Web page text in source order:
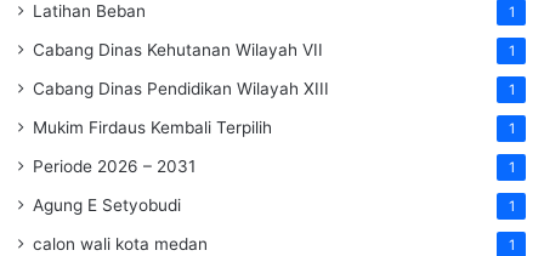
Latihan Beban 1
Cabang Dinas Kehutanan Wilayah VII 1
Cabang Dinas Pendidikan Wilayah XIII 1
Mukim Firdaus Kembali Terpilih 1
Periode 2026 – 2031 1
Agung E Setyobudi 1
calon wali kota medan 1